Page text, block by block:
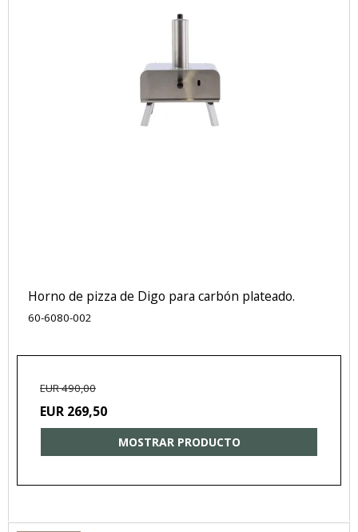
Horno de pizza de Digo para carbón plateado.
60-6080-002
EUR 490,00
EUR 269,50
MOSTRAR PRODUCTO